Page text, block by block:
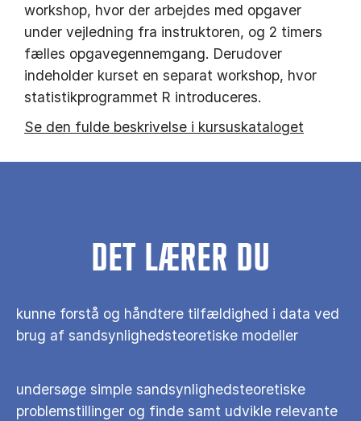
workshop, hvor der arbejdes med opgaver
under vejledning fra instruktoren, og 2 timers
fælles opgavegennemgang. Derudover
indeholder kurset en separat workshop, hvor
statistikprogrammet R introduceres.
Se den fulde beskrivelse i kursuskataloget
DET LÆRER DU
kunne forstå og håndtere tilfældighed i data ved
brug af sandsynlighedsteoretiske modeller
undersøge simple sandsynlighedsteoretiske
problemstillinger og finde samt udvikle relevante